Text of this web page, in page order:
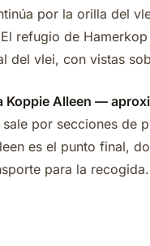
por la orilla del
refugio de Hamerkop
del vlei, con vistas
Koppie Alleen —
por secciones de
es el punto final,
para la recogida.